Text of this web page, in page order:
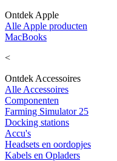
Ontdek Apple
Alle Apple producten
MacBooks
<
Ontdek Accessoires
Alle Accessoires
Componenten
Farming Simulator 25
Docking stations
Accu's
Headsets en oordopjes
Kabels en Opladers